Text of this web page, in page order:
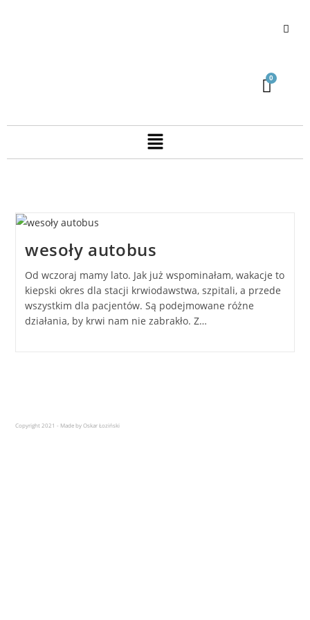
wesoły autobus
Od wczoraj mamy lato. Jak już wspominałam, wakacje to
kiepski okres dla stacji krwiodawstwa, szpitali, a przede
wszystkim dla pacjentów. Są podejmowane różne
działania, by krwi nam nie zabrakło. Z…
Copyright 2021 - Made by Oskar Łoziński